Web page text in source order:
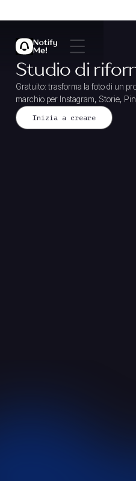
Studio di
Gratuito: trasforma la foto di un
marchio per Instagram, Storie,
Inizia a creare